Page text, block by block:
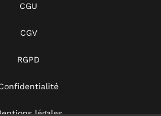
CGU
CGV
RGPD
légales